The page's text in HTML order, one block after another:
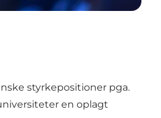
styrkepositioner pga.
en oplagt